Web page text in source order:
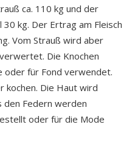
ca. 110 kg und der
kg. Der Ertrag am Fleisch
Vom Strauß wird aber
Die Knochen
für Fond verwendet.
kochen. Die Haut wird
Federn werden
oder für die Mode